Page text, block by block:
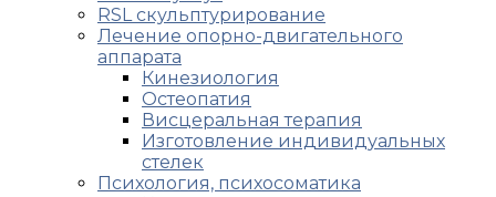
RSL скульптурирование
Лечение опорно-двигательного
аппарата
Кинезиология
Остеопатия
Висцеральная терапия
Изготовление индивидуальных
стелек
Психология, психосоматика